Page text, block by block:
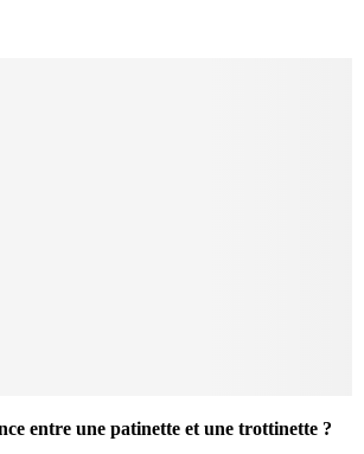
entre une patinette et une trottinette ?